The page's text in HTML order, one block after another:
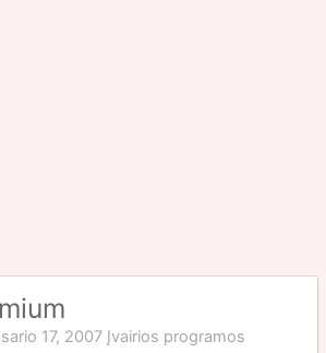
17, 2007 Įvairios programos